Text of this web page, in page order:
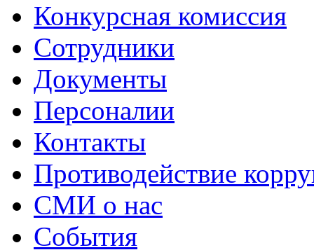
Конкурсная комиссия
Сотрудники
Документы
Персоналии
Контакты
Противодействие
СМИ о нас
События